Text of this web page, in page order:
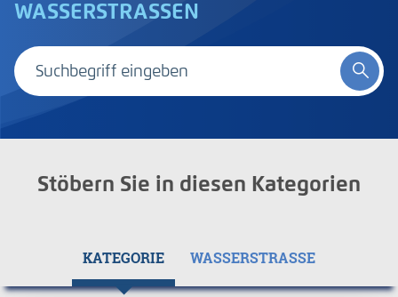
WASSERSTRASSEN
Stöbern Sie in diesen Kategorien
KATEGORIE WASSERSTRASSE